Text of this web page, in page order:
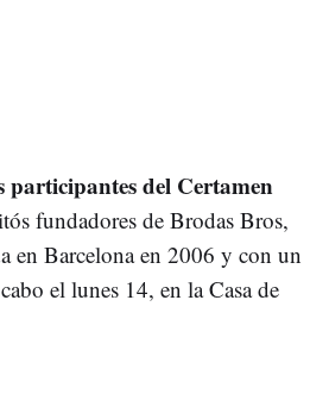
del Certamen
fundadores de Brodas Bros,
en Barcelona en 2006 y con un
el lunes 14, en la Casa de